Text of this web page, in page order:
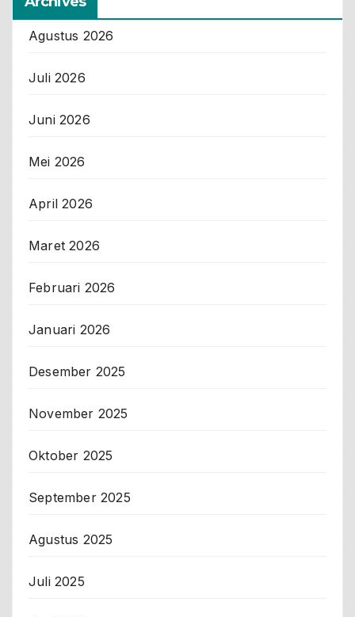
Agustus 2026
Juli 2026
Juni 2026
Mei 2026
April 2026
Maret 2026
Februari 2026
Januari 2026
Desember 2025
November 2025
Oktober 2025
September 2025
Agustus 2025
Juli 2025